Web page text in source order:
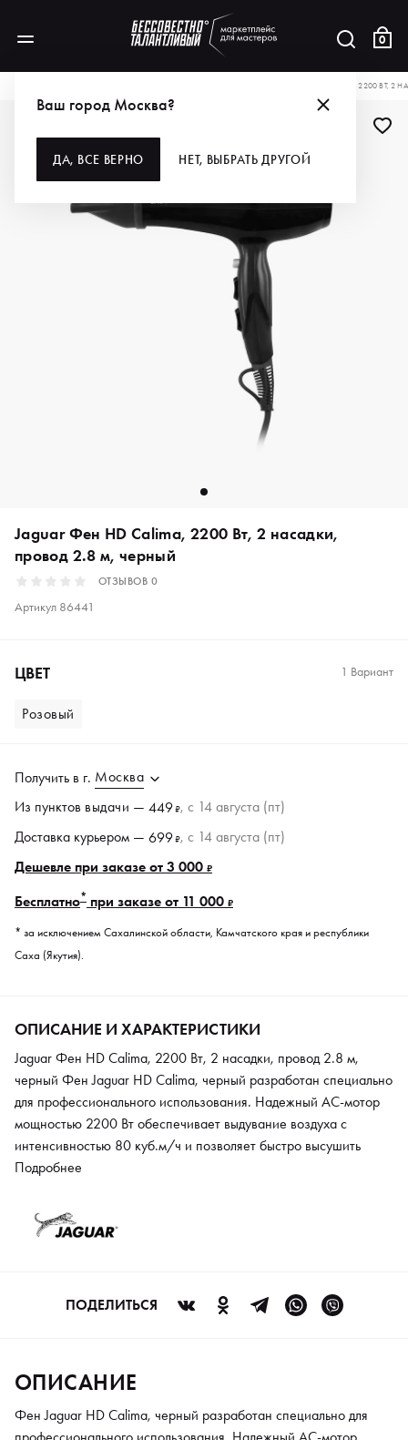
0
Ваш город Москва?
ДА, ВСЕ ВЕРНО НЕТ, ВЫБРАТЬ ДРУГОЙ
JAGUAR ФЕН HD CALIMA, 2200 ВТ,
Jaguar Фен HD Calima, 2200 Вт, 2 насадки,
провод 2.8 м, черный
ОТЗЫВОВ 0
Артикул 86441
ЦВЕТ 1 Вариант
Розовый
Получить в г. Москва
Из пунктов выдачи — 449₽, c 14 августа (пт)
Доставка курьером — 699₽, c 14 августа (пт)
Дешевле при заказе от 3 000 ₽
Бесплатно* при заказе от 11 000 ₽
* за исключением Сахалинской области, Камчатского края и республики
Саха (Якутия).
ОПИСАНИЕ И ХАРАКТЕРИСТИКИ
Jaguar Фен HD Calima, 2200 Вт, 2 насадки, провод 2.8 м,
черный Фен Jaguar HD Calima, черный разработан специально
для профессионального использования. Надежный АС-мотор
мощностью 2200 Вт обеспечивает выдувание воздуха с
интенсивностью 80 куб.м/ч и позволяет быстро высушить
волосы любой длины и сделать укладку. Управление
ручки. Доступно два скоростных и четыре температурных
режима, отдельная кнопка предназначена для активации
особенно мощного и узконаправленного воздушного потока.
Длина сетевого кабеля прибора — 2,8 м, он не будет
г. Предусмотрена петелька для подвешивания. Безопасность
обеспечивается системой защиты от перегрева.
Подробнее
ПОДЕЛИТЬСЯ
ОПИСАНИЕ
Фен Jaguar HD Calima, черный разработан специально для